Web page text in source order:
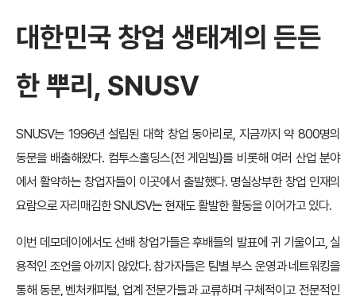
대한민국 창업 생태계의 든든
한 뿌리, SNUSV
SNUSV는 1996년 설립된 대학 창업 동아리로, 지금까지 약 800명의
동문을 배출해왔다. 컴투스홀딩스(전 게임빌)를 비롯해 여러 산업 분야
에서 활약하는 창업자들이 이곳에서 출발했다. 명실상부한 창업 인재의
요람으로 자리매김한 SNUSV는 현재도 활발한 활동을 이어가고 있다.
이번 데모데이에서도 선배 창업가들은 후배들의 발표에 귀 기울이고, 실
용적인 조언을 아끼지 않았다. 참가자들은 팀별 부스 운영과 네트워킹을
통해 동문, 벤처캐피털, 업계 전문가들과 교류하며 구체적이고 전문적인